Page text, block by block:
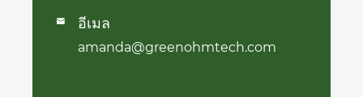
 อีเมล
amanda@greenohmtech.com